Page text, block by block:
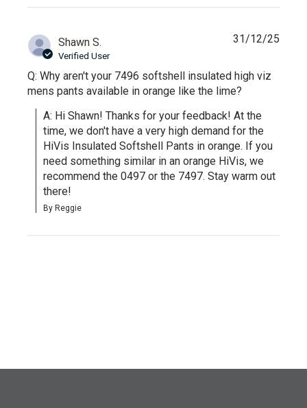
Shawn S.
Verified User
Q: Why aren't your 7496 softshell insulated high viz
mens pants available in orange like the lime?
A: Hi Shawn! Thanks for your feedback! At the
time, we don't have a very high demand for the
HiVis Insulated Softshell Pants in orange. If you
need something similar in an orange HiVis, we
recommend the 0497 or the 7497. Stay warm out
there!
By Reggie
31/12/25